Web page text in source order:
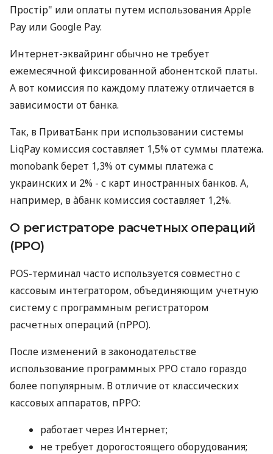
Простір" или оплаты путем использования Apple
Pay или Google Pay.
Интернет-эквайринг обычно не требует
ежемесячной фиксированной абонентской платы.
А вот комиссия по каждому платежу отличается в
зависимости от банка.
Так, в ПриватБанк при использовании системы
LiqPay комиссия составляет 1,5% от суммы платежа.
monobank берет 1,3% от суммы платежа с
украинских и 2% - с карт иностранных банков. А,
например, в àбанк комиссия составляет 1,2%.
О регистраторе расчетных операций
(РРО)
POS-терминал часто используется совместно с
кассовым интегратором, объединяющим учетную
систему с программным регистратором
расчетных операций (пРРО).
После изменений в законодательстве
использование программных РРО стало гораздо
более популярным. В отличие от классических
кассовых аппаратов, пРРО:
работает через Интернет;
не требует дорогостоящего оборудования;